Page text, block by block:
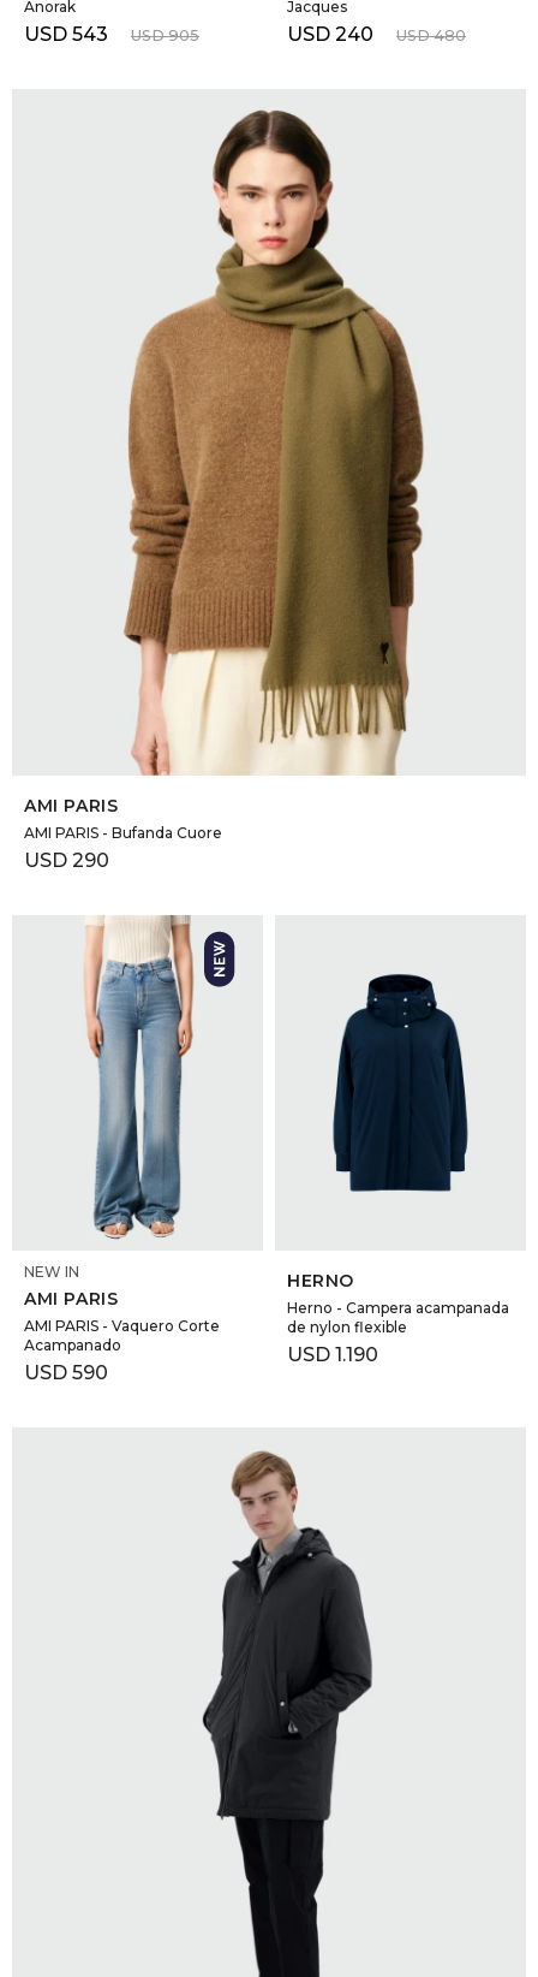
Anorak
USD 543 USD 905
Jacques
USD 240 USD 480
AMI PARIS
AMI PARIS - Bufanda Cuore
USD 290
SELECCIONAR TALLE
NEW IN
AMI PARIS
AMI PARIS - Vaquero Corte
Acampanado
USD 590
HERNO
Herno - Campera acampanada
de nylon flexible
USD 1.190